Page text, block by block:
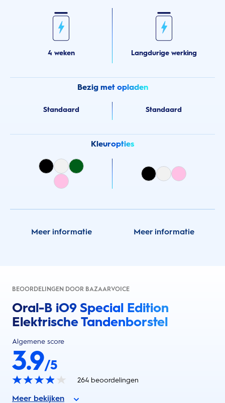
4 weken Langdurige werking
Bezig met opladen
Standaard Standaard
Kleuropties
Meer informatie Meer informatie
BEOORDELINGEN DOOR BAZAARVOICE
Oral-B iO9 Special Edition
Elektrische Tandenborstel
Algemene score
3.9/5
264 beoordelingen
Meer bekijken